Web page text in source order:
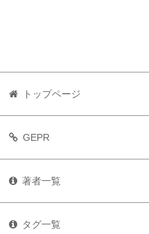
トップページ
GEPR
著者一覧
タグ一覧